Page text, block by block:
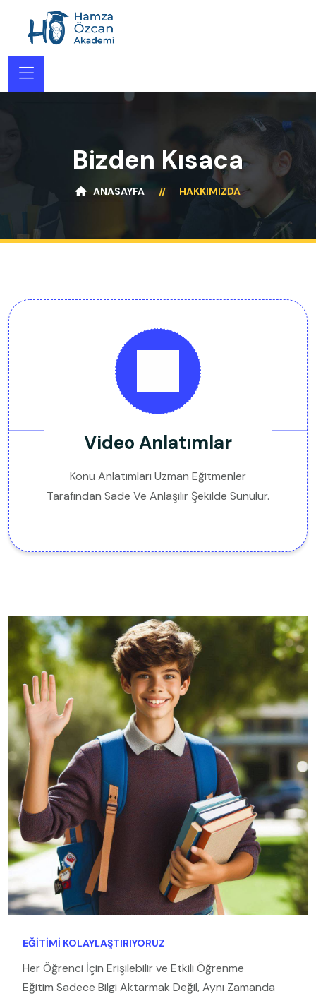
Bizden Kısaca
ANASAYFA HAKKIMIZDA
Video Anlatımlar
Konu Anlatımları Uzman Eğitmenler
Tarafından Sade Ve Anlaşılır Şekilde Sunulur.
EĞITIMI KOLAYLAŞTIRIYORUZ
Her Öğrenci İçin Erişilebilir ve Etkili Öğrenme
Eğitim Sadece Bilgi Aktarmak Değil, Aynı Zamanda